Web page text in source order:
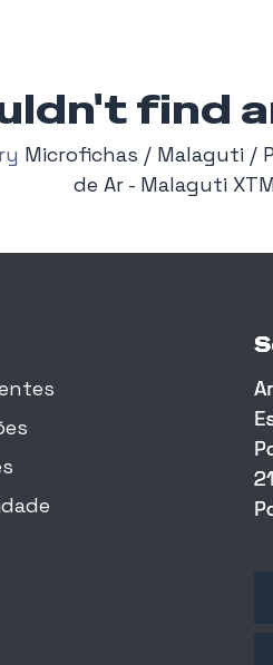
find
Microfichas / Malaguti /
de Ar - Malaguti